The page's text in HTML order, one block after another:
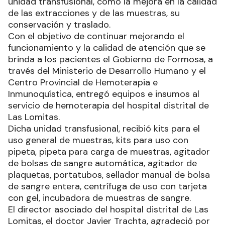
de las extracciones y de las muestras, su
conservación y traslado.
Con el objetivo de continuar mejorando el
funcionamiento y la calidad de atención que se
brinda a los pacientes el Gobierno de Formosa, a
través del Ministerio de Desarrollo Humano y el
Centro Provincial de Hemoterapia e
Inmunoquística, entregó equipos e insumos al
servicio de hemoterapia del hospital distrital de
Las Lomitas.
Dicha unidad transfusional, recibió kits para el
uso general de muestras, kits para uso con
pipeta, pipeta para carga de muestras, agitador
de bolsas de sangre automática, agitador de
plaquetas, portatubos, sellador manual de bolsa
de sangre entera, centrífuga de uso con tarjeta
con gel, incubadora de muestras de sangre.
El director asociado del hospital distrital de Las
Lomitas, el doctor Javier Trachta, agradeció por